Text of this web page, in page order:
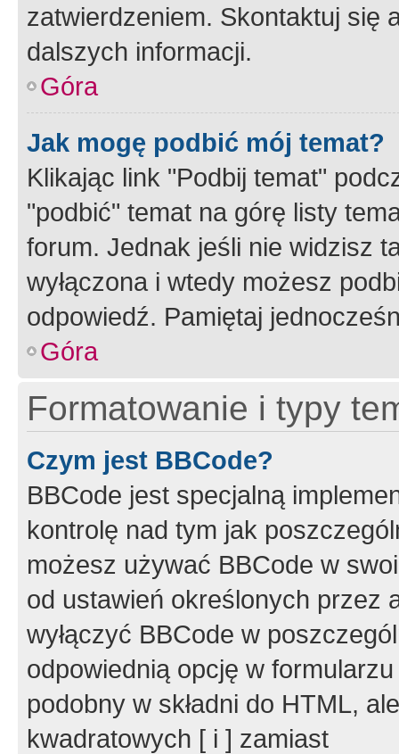
zatwierdzeniem. Skontaktuj się
dalszych informacji.
Góra
Jak mogę podbić mój temat?
Klikając link "Podbij temat"
"podbić" temat na górę listy
forum. Jednak jeśli nie widzisz
wyłączona i wtedy możesz
odpowiedź. Pamiętaj
Góra
Formatowanie i typy
Czym jest BBCode?
BBCode jest specjalną
kontrolę nad tym jak
możesz używać BBCode w
od ustawień określonych przez
wyłączyć BBCode w
odpowiednią opcję w
podobny w składni do HTML,
kwadratowych [ i ] zamiast